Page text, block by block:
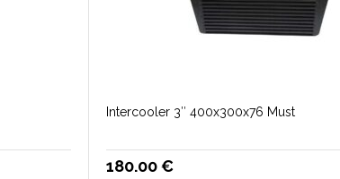
Intercooler 3″ 400x300x76 Must
180.00€